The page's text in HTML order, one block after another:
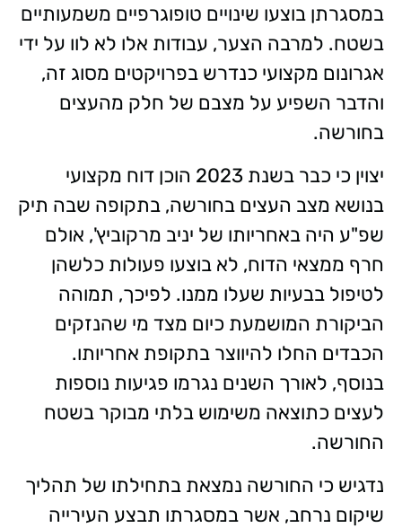
במסגרתן בוצעו שינויים טופוגרפיים משמעותיים
בשטח. למרבה הצער, עבודות אלו לא לוו על ידי
אגרונום מקצועי כנדרש בפרויקטים מסוג זה,
והדבר השפיע על מצבם של חלק מהעצים
בחורשה.
יצוין כי כבר בשנת 2023 הוכן דוח מקצועי
בנושא מצב העצים בחורשה, בתקופה שבה תיק
שפ"ע היה באחריותו של יניב מרקוביץ', אולם
חרף ממצאי הדוח, לא בוצעו פעולות כלשהן
לטיפול בבעיות שעלו ממנו. לפיכך, תמוהה
הביקורת המושמעת כיום מצד מי שהנזקים
הכבדים החלו להיווצר בתקופת אחריותו.
בנוסף, לאורך השנים נגרמו פגיעות נוספות
לעצים כתוצאה משימוש בלתי מבוקר בשטח
החורשה.
נדגיש כי החורשה נמצאת בתחילתו של תהליך
שיקום נרחב, אשר במסגרתו תבצע העירייה